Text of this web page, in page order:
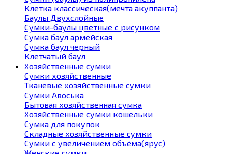
Клетка классическая(мечта акуппанта)
Баулы Двухслойные
Сумки-баулы цветные с рисунком
Сумка баул армейская
Сумка баул черный
Клетчатый баул
Хозяйственные сумки
Сумки хозяйственные
Тканевые хозяйственные сумки
Сумки Авоська
Бытовая хозяйственная сумка
Хозяйственные сумки кошельки
Сумка для покупок
Складные хозяйственные сумки
Сумки с увеличением объёма(ярус)